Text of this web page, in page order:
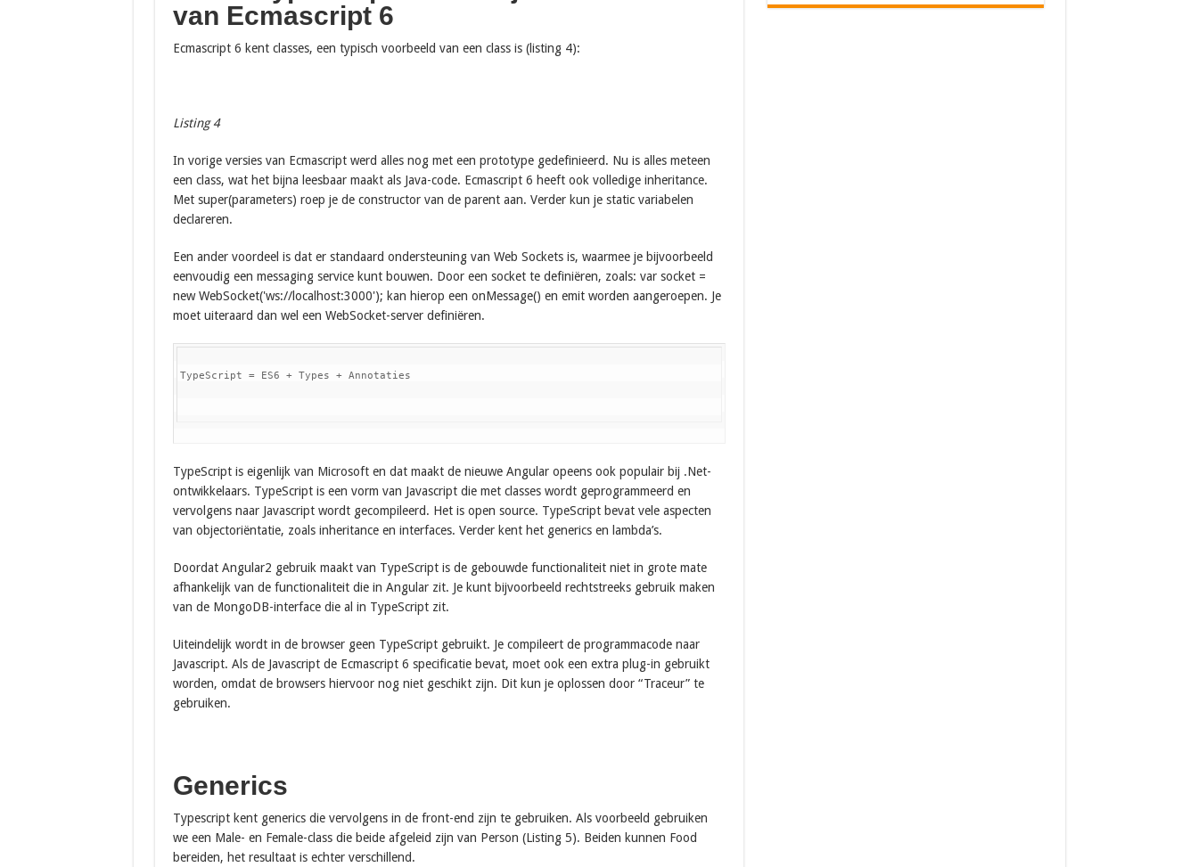
van Ecmascript 6
Ecmascript 6 kent classes, een typisch voorbeeld van een class is (listing 4):
Listing 4
In vorige versies van Ecmascript werd alles nog met een prototype gedefinieerd. Nu is alles meteen
een class, wat het bijna leesbaar maakt als Java-code. Ecmascript 6 heeft ook volledige inheritance.
Met super(parameters) roep je de constructor van de parent aan. Verder kun je static variabelen
declareren.
Een ander voordeel is dat er standaard ondersteuning van Web Sockets is, waarmee je bijvoorbeeld
eenvoudig een messaging service kunt bouwen. Door een socket te definiëren, zoals: var socket =
new WebSocket('ws://localhost:3000'); kan hierop een onMessage() en emit worden aangeroepen. Je
moet uiteraard dan wel een WebSocket-server definiëren.
TypeScript = ES6 + Types + Annotaties
TypeScript is eigenlijk van Microsoft en dat maakt de nieuwe Angular opeens ook populair bij .Net-
ontwikkelaars. TypeScript is een vorm van Javascript die met classes wordt geprogrammeerd en
vervolgens naar Javascript wordt gecompileerd. Het is open source. TypeScript bevat vele aspecten
van objectoriëntatie, zoals inheritance en interfaces. Verder kent het generics en lambda’s.
Doordat Angular2 gebruik maakt van TypeScript is de gebouwde functionaliteit niet in grote mate
afhankelijk van de functionaliteit die in Angular zit. Je kunt bijvoorbeeld rechtstreeks gebruik maken
van de MongoDB-interface die al in TypeScript zit.
Uiteindelijk wordt in de browser geen TypeScript gebruikt. Je compileert de programmacode naar
Javascript. Als de Javascript de Ecmascript 6 specificatie bevat, moet ook een extra plug-in gebruikt
worden, omdat de browsers hiervoor nog niet geschikt zijn. Dit kun je oplossen door “Traceur” te
gebruiken.
Generics
Typescript kent generics die vervolgens in de front-end zijn te gebruiken. Als voorbeeld gebruiken
we een Male- en Female-class die beide afgeleid zijn van Person (Listing 5). Beiden kunnen Food
bereiden, het resultaat is echter verschillend.